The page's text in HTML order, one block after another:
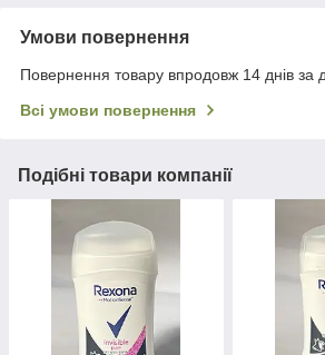
Умови повернення
Повернення товару впродовж 14 днів за
Всі умови повернення
Подібні товари компанії